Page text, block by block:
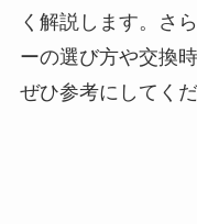
く解説します。さ
ーの選び方や交換
ぜひ参考にしてくだ